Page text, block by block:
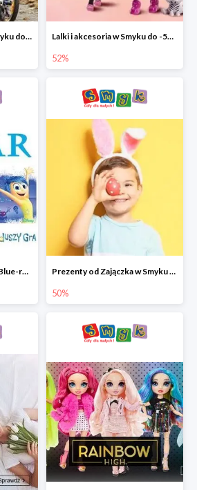
Rowerki i hulajnogi w Smyku do -50% Lalki i akcesoria w Smyku do -52%
52%
Największe hity Pixar na Blue-rey i DVD w Smyku - drugi film -50% Prezenty od Zajączka w Smyku do -50%
50%